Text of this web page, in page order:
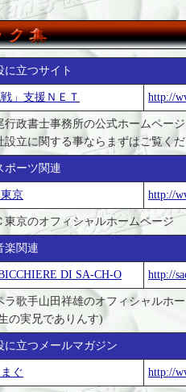
立つサイト
戦」支援ＮＥＴ http://
行政書士事務所の公式ホームページ
設立に関する事ならまずはご覧く
ーツ関連
東京 http://
東京のオフィシャルホームページ
関連
DI SA-CH-O http://
ラ歌手山田祥雄のオフィシャルホ
の実兄でありんす)
立つメールマガジン
ぐ http://